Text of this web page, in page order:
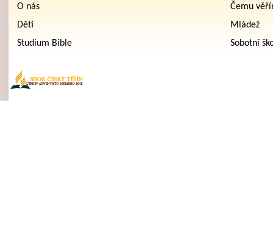
O nás
Čemu
Děti
Mládež
Studium Bible
Sobotní